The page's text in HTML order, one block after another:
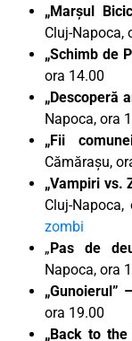
„Marșul
Cluj-Napoca,
„Schimb de
ora 14.00
„Descoperă
Napoca, ora
„Fii
Cămărașu,
„Vampiri vs.
Cluj-
zombi
„Pas de
Napoca, ora
„Gunoierul”
ora 19.00
„Back to